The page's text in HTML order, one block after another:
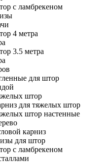
с ламбрекеном
4 метра
3.5 метра
для штор
штор
для тяжелых штор
штор настенные
карниз
для штор
с ламбрекеном